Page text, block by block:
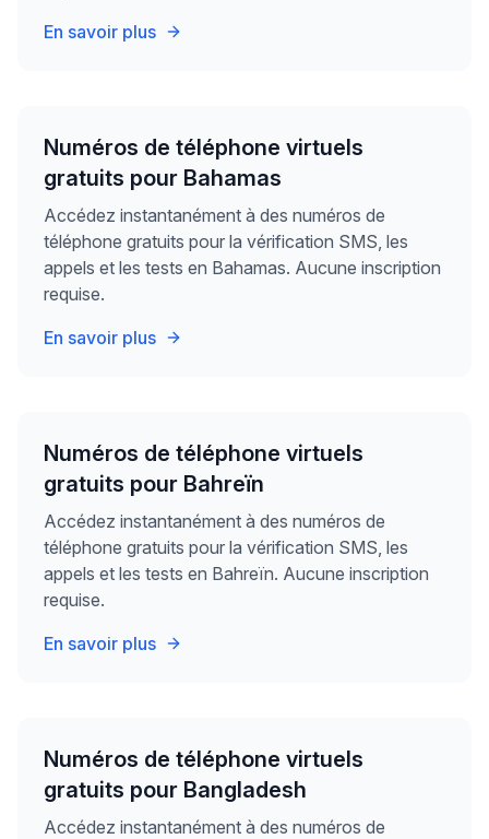
En savoir plus
Numéros de téléphone virtuels
gratuits pour Bahamas
Accédez instantanément à des numéros de
téléphone gratuits pour la vérification SMS, les
appels et les tests en Bahamas. Aucune inscription
requise.
En savoir plus
Numéros de téléphone virtuels
gratuits pour Bahreïn
Accédez instantanément à des numéros de
téléphone gratuits pour la vérification SMS, les
appels et les tests en Bahreïn. Aucune inscription
requise.
En savoir plus
Numéros de téléphone virtuels
gratuits pour Bangladesh
Accédez instantanément à des numéros de